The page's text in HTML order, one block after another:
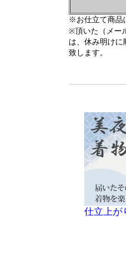
※お仕立て商品
※頂いた（メー
は、休み明け
致します。
仕立上が